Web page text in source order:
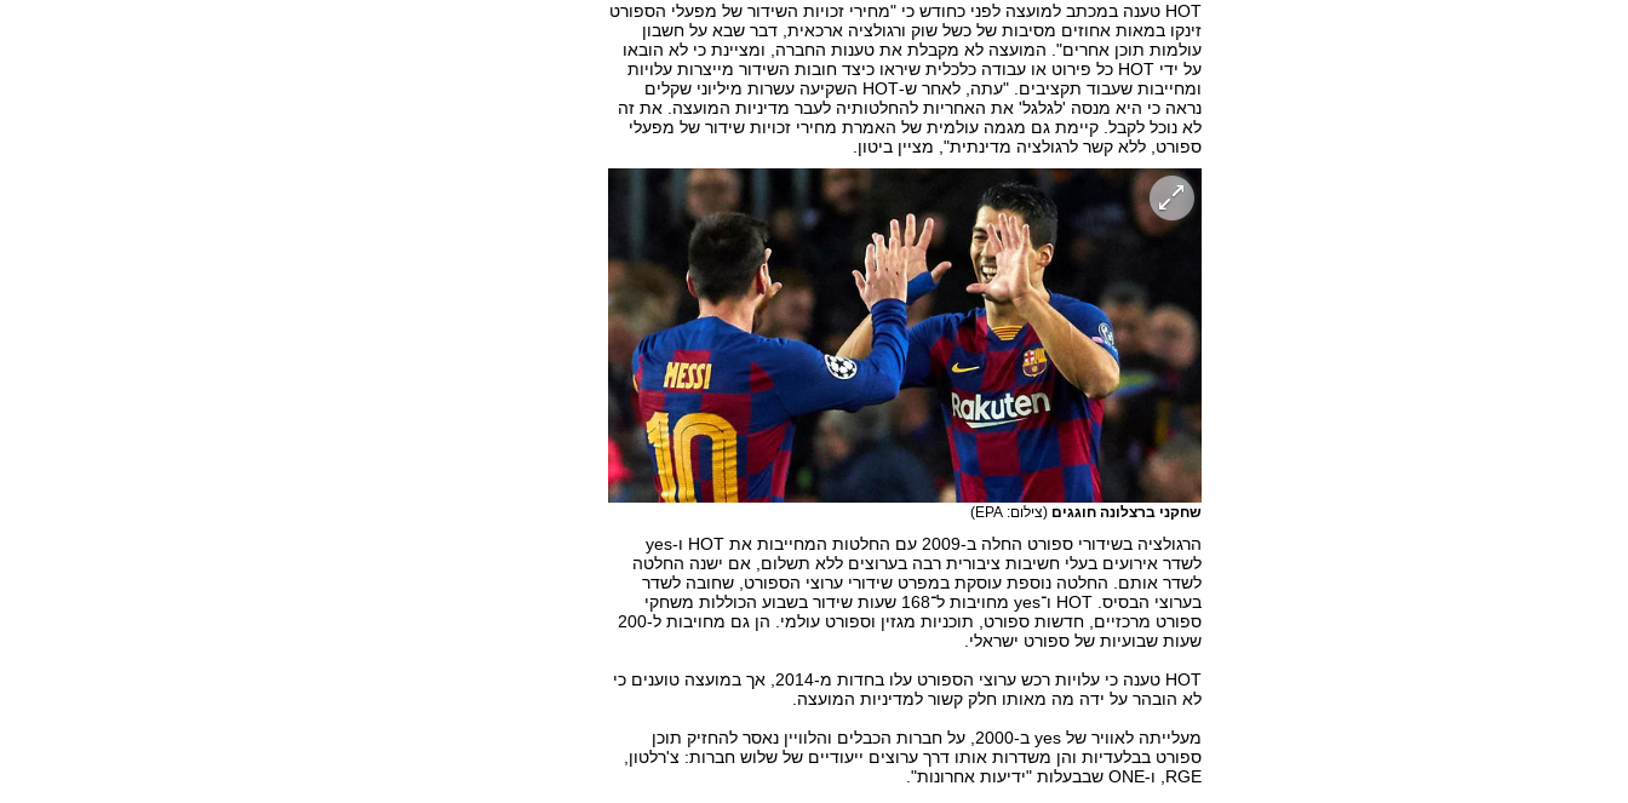
HOT טענה במכתב למועצה לפני כחודש כי "מחירי זכויות השידור של מפעלי הספורט
זינקו במאות אחוזים מסיבות של כשל שוק ורגולציה ארכאית, דבר שבא על חשבון
עולמות תוכן אחרים". המועצה לא מקבלת את טענות החברה, ומציינת כי לא הובאו
על ידי HOT כל פירוט או עבודה כלכלית שיראו כיצד חובות השידור מייצרות עלויות
ומחייבות שעבוד תקציבים. "עתה, לאחר ש-HOT השקיעה עשרות מיליוני שקלים
נראה כי היא מנסה 'לגלגל' את האחריות להחלטותיה לעבר מדיניות המועצה. את זה
לא נוכל לקבל. קיימת גם מגמה עולמית של האמרת מחירי זכויות שידור של מפעלי
ספורט, ללא קשר לרגולציה מדינתית", מציין ביטון.
שחקני ברצלונה חוגגים (צילום: EPA)
הרגולציה בשידורי ספורט החלה ב-2009 עם החלטות המחייבות את HOT ו-yes
לשדר אירועים בעלי חשיבות ציבורית רבה בערוצים ללא תשלום, אם ישנה החלטה
לשדר אותם. החלטה נוספת עוסקת במפרט שידורי ערוצי הספורט, שחובה לשדר
בערוצי הבסיס. HOT ו־yes מחויבות ל־168 שעות שידור בשבוע הכוללות משחקי
ספורט מרכזיים, חדשות ספורט, תוכניות מגזין וספורט עולמי. הן גם מחויבות ל-200
שעות שבועיות של ספורט ישראלי.
HOT טענה כי עלויות רכש ערוצי הספורט עלו בחדות מ-2014, אך במועצה טוענים כי
לא הובהר על ידה מה מאותו חלק קשור למדיניות המועצה.
מעלייתה לאוויר של yes ב-2000, על חברות הכבלים והלוויין נאסר להחזיק תוכן
ספורט בבלעדיות והן משדרות אותו דרך ערוצים ייעודיים של שלוש חברות: צ'רלטון,
RGE, ו-ONE שבבעלות "ידיעות אחרונות".